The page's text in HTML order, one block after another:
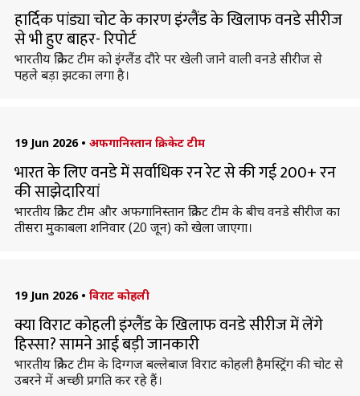
हार्दिक पांड्या चोट के कारण इंग्लैंड के खिलाफ वनडे सीरीज
से भी हुए बाहर- रिपोर्ट
भारतीय क्रिकेट टीम को इंग्लैंड दौरे पर खेली जाने वाली वनडे सीरीज से
पहले बड़ा झटका लगा है।
19 Jun 2026 • अफगानिस्तान क्रिकेट टीम
भारत के लिए वनडे में सर्वाधिक रन रेट से की गई 200+ रन
की साझेदारियां
भारतीय क्रिकेट टीम और अफगानिस्तान क्रिकेट टीम के बीच वनडे सीरीज का
तीसरा मुकाबला शनिवार (20 जून) को खेला जाएगा।
19 Jun 2026 • विराट कोहली
क्या विराट कोहली इंग्लैंड के खिलाफ वनडे सीरीज में लेंगे
हिस्सा? सामने आई बड़ी जानकारी
भारतीय क्रिकेट टीम के दिग्गज बल्लेबाज विराट कोहली हैमस्ट्रिंग की चोट से
उबरने में अच्छी प्रगति कर रहे हैं।